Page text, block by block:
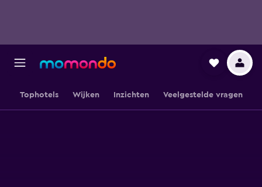
Tophotels Wijken Inzichten Veelgestelde vragen